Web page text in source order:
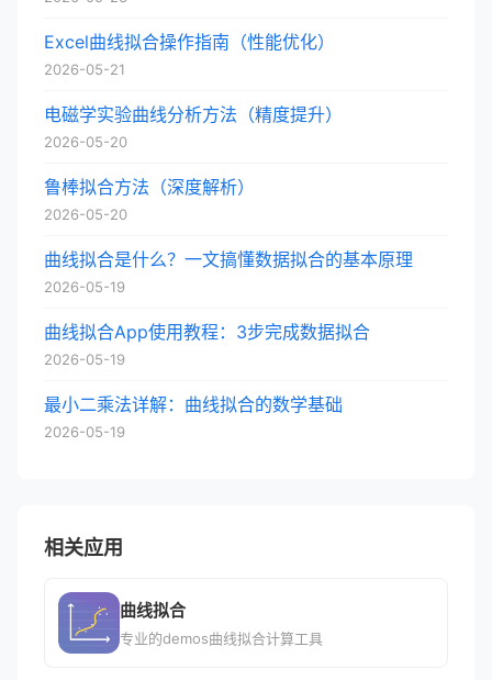
Excel曲线拟合操作指南（性能优化）
2026-05-21
电磁学实验曲线分析方法（精度提升）
2026-05-20
鲁棒拟合方法（深度解析）
2026-05-20
曲线拟合是什么？一文搞懂数据拟合的基本原理
2026-05-19
曲线拟合App使用教程：3步完成数据拟合
2026-05-19
最小二乘法详解：曲线拟合的数学基础
2026-05-19
相关应用
曲线拟合
专业的demos曲线拟合计算工具